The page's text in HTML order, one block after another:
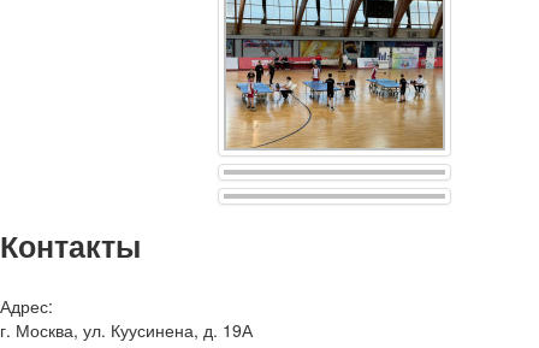
Контакты
Адрес:
г. Москва, ул. Куусинена, д. 19А